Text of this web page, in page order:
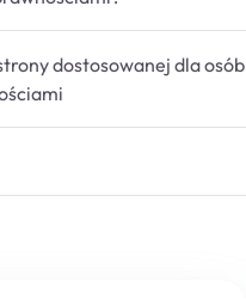
dostosowanej dla osób